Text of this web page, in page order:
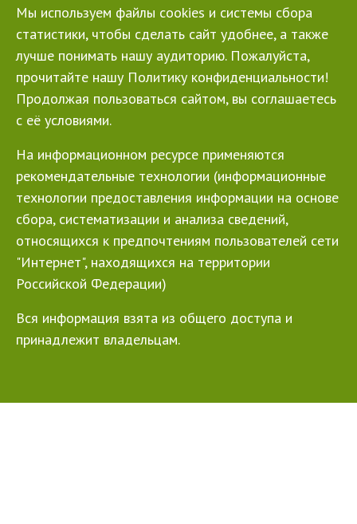
Мы используем файлы cookies и системы сбора
статистики, чтобы сделать сайт удобнее, а также
лучше понимать нашу аудиторию. Пожалуйста,
прочитайте нашу Политику конфиденциальности!
Продолжая пользоваться сайтом, вы соглашаетесь
с её условиями.
На информационном ресурсе применяются
рекомендательные технологии (информационные
технологии предоставления информации на основе
сбора, систематизации и анализа сведений,
относящихся к предпочтениям пользователей сети
"Интернет", находящихся на территории
Российской Федерации)
Вся информация взята из общего доступа и
принадлежит владельцам.